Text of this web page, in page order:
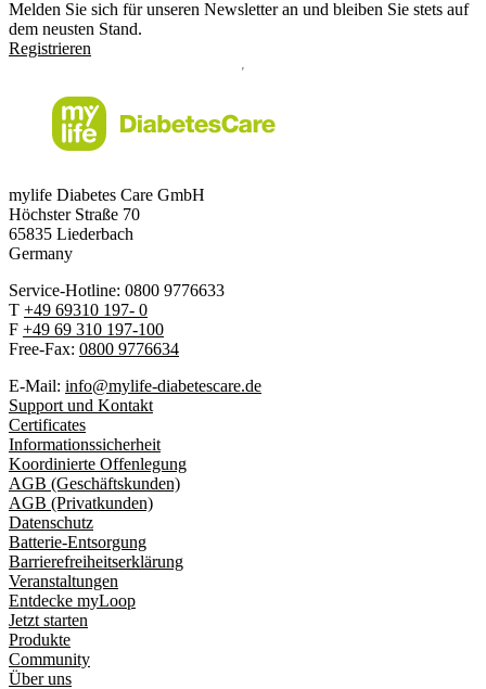
Melden Sie sich für unseren Newsletter an und bleiben Sie stets auf
dem neusten Stand.
Registrieren
mylife Diabetes Care GmbH
Höchster Straße 70
65835 Liederbach
Germany
Service-Hotline: 0800 9776633
T +49 69310 197- 0
F +49 69 310 197-100
Free-Fax: 0800 9776634
E-Mail: info@mylife-diabetescare.de
Support und Kontakt
Certificates
Informationssicherheit
Koordinierte Offenlegung
AGB (Geschäftskunden)
AGB (Privatkunden)
Datenschutz
Batterie-Entsorgung
Barrierefreiheitserklärung
Veranstaltungen
Entdecke myLoop
Jetzt starten
Produkte
Community
Über uns